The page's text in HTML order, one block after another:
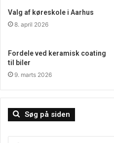
Valg af køreskole i Aarhus
8. april 2026
Fordele ved keramisk coating
til biler
9. marts 2026
Søg på siden